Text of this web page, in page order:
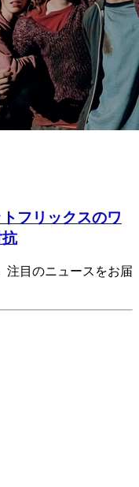
フリックスのワ
注目のニュースをお届